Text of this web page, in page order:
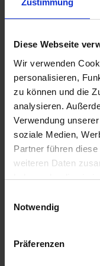
Zustimmung
Diese Webseite
Wir verwenden
personalisieren,
zu können und die
analysieren.
Verwendung
soziale Medien,
Partner führen
weiteren Daten
haben oder die sie
Notwendig
Präferenzen
Lechler
Weitwurfdüse
Grad
zzgl. MwSt.
28,51 € / St
IN DEN
WARENKORB
Anmelden für
4,74 €